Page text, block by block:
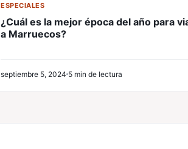
ESPECIALES
¿Cuál es la mejor época del año para
a Marruecos?
septiembre 5, 2024 5 min de lectura